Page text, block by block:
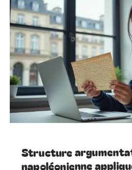
Structure
napoléonienne